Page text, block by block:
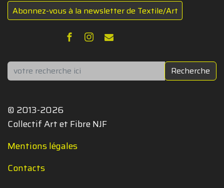
Abonnez-vous à la newsletter de Textile/Art
Rechercher Recherche
© 2013-2026
Collectif Art et Fibre NJF
Mentions légales
Contacts